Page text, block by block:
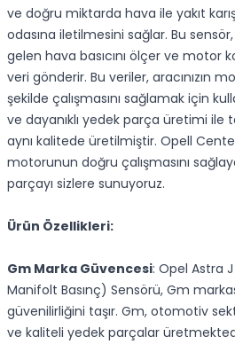
ve doğru miktarda hava ile yakıt
odasına iletilmesini sağlar. Bu
gelen hava basıcını ölçer ve motor
veri gönderir. Bu veriler, aracınızın
şekilde çalışmasını sağlamak için
ve dayanıklı yedek parça üretimi ile
aynı kalitede üretilmiştir. Opell Center
motorunun doğru çalışmasını
parçayı sizlere sunuyoruz.
Ürün Özellikleri:
Gm Marka Güvencesi: Opel Astra J
Manifolt Basınç) Sensörü, Gm
güvenilirliğini taşır. Gm, otomotiv
ve kaliteli yedek parçalar